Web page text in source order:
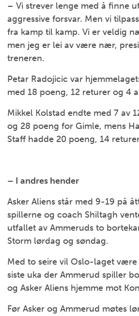
– Vi strever lenge med å finne
aggressive forsvar. Men vi
fra kamp til kamp. Vi er veldig
men jeg er lei av være nær,
treneren.
Petar Radojicic var
med 18 poeng, 12 returer og 4
Mikkel Kolstad endte med 7 av
og 28 poeng for Gimle, mens
Staff hadde 20 poeng, 14
– I andres hender
Asker Aliens står med 9-19 på
spillerne og coach Shiltagh
utfallet av Ammeruds to
Storm lørdag og søndag.
Med to seire vil Oslo-laget
siste uka der Ammerud spiller
og Asker Aliens hjemme mot
Før Asker og Ammerud møtes